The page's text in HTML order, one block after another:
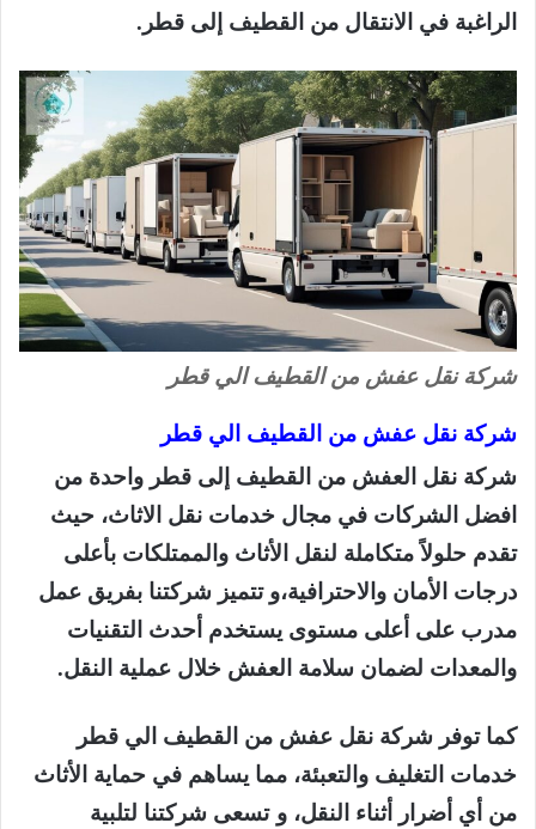
الراغبة في الانتقال من القطيف إلى قطر.
شركة نقل عفش من القطيف الي قطر
شركة نقل عفش من القطيف الي قطر
شركة نقل العفش من القطيف إلى قطر واحدة من
افضل الشركات في مجال خدمات نقل الاثاث، حيث
تقدم حلولاً متكاملة لنقل الأثاث والممتلكات بأعلى
درجات الأمان والاحترافية،و تتميز شركتنا بفريق عمل
مدرب على أعلى مستوى يستخدم أحدث التقنيات
والمعدات لضمان سلامة العفش خلال عملية النقل.
كما توفر شركة نقل عفش من القطيف الي قطر
خدمات التغليف والتعبئة، مما يساهم في حماية الأثاث
من أي أضرار أثناء النقل، و تسعى شركتنا لتلبية